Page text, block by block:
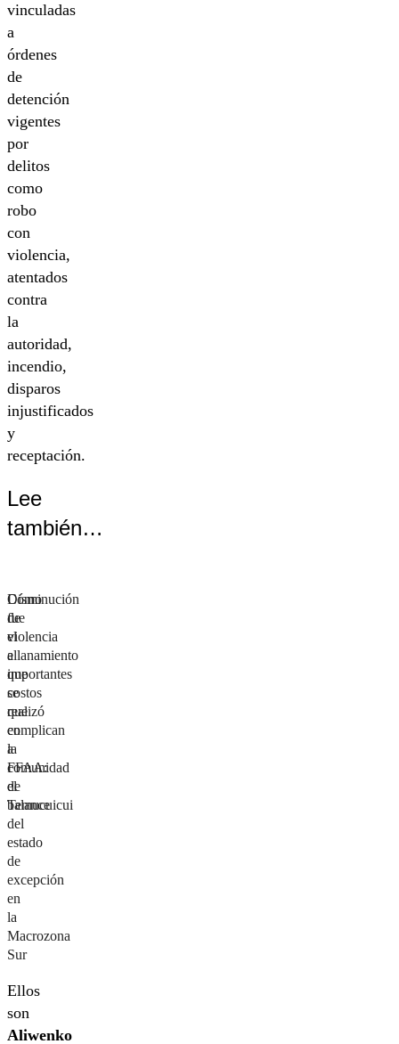
vinculadas
a
órdenes
de
detención
vigentes
por
delitos
como
robo
con
violencia,
atentados
contra
la
autoridad,
incendio,
disparos
injustificados
y
receptación.
Lee
también…
Disminución
de
violencia
e
importantes
costos
que
complican
a
FFAA:
el
balance
del
estado
de
excepción
en
la
Macrozona
Sur
Cómo
fue
el
allanamiento
que
se
realizó
en
la
comunidad
de
Temucuicui
Ellos
son
Aliwenko